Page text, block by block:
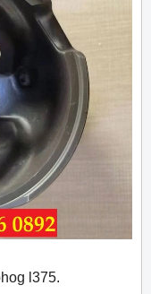
l375.